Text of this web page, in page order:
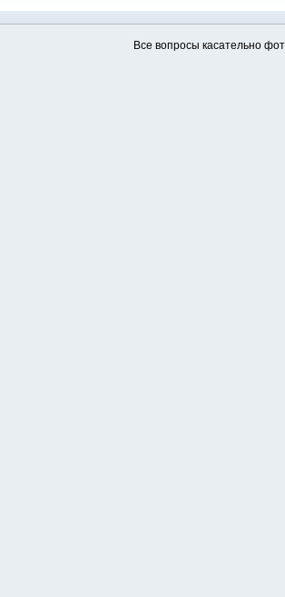
Все вопросы касательно